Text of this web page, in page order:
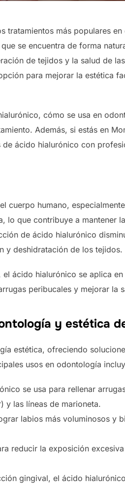
tratamientos más populares
se encuentra de forma
de tejidos y la salud de
para mejorar la estética
cómo se usa en
Además, si estás en
ácido hialurónico con
cuerpo humano,
lo que contribuye a mantener
de ácido hialurónico
y deshidratación de los tejidos.
ácido hialurónico se aplica
peribucales y mejorar la
y estética
estética, ofreciendo
usos en odontología
se usa para rellenar
y las líneas de marioneta.
labios más voluminosos y
reducir la exposición
gingival, el ácido